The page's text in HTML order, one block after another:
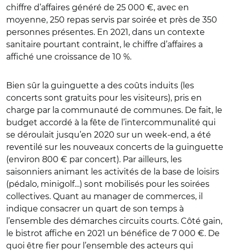
chiffre d’affaires généré de 25 000 €, avec en
moyenne, 250 repas servis par soirée et près de 350
personnes présentes. En 2021, dans un contexte
sanitaire pourtant contraint, le chiffre d’affaires a
affiché une croissance de 10 %.
Bien sûr la guinguette a des coûts induits (les
concerts sont gratuits pour les visiteurs), pris en
charge par la communauté de communes. De fait, le
budget accordé à la fête de l’intercommunalité qui
se déroulait jusqu’en 2020 sur un week-end, a été
reventilé sur les nouveaux concerts de la guinguette
(environ 800 € par concert). Par ailleurs, les
saisonniers animant les activités de la base de loisirs
(pédalo, minigolf…) sont mobilisés pour les soirées
collectives. Quant au manager de commerces, il
indique consacrer un quart de son temps à
l’ensemble des démarches circuits courts. Côté gain,
le bistrot affiche en 2021 un bénéfice de 7 000 €. De
quoi être fier pour l’ensemble des acteurs qui